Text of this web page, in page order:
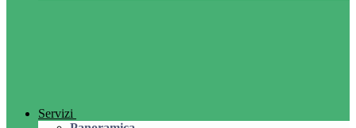
Servizi